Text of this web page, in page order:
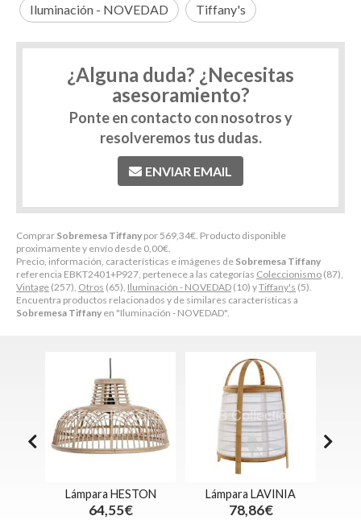
Comprar Sobremesa Tiffany por 569,34€. Producto disponible
proximamente y envío desde 0,00€.
Precio, información, características e imágenes de Sobremesa Tiffany
referencia EBKT2401+P927, pertenece a las categorías Coleccionismo (87),
Vintage (257), Otros (65), Iluminación - NOVEDAD (10) yTiffany's (5).
Encuentra productos relacionados y de similares características a
Sobremesa Tiffany en "Iluminación - NOVEDAD".
Iluminación - NOVEDAD Tiffany's
¿Alguna duda? ¿Necesitas
asesoramiento?
Ponte en contacto con nosotros y
resolveremos tus dudas.
ENVIAR EMAIL
Lámpara HESTON
64,55€
Lámpara LAVINIA
78,86€